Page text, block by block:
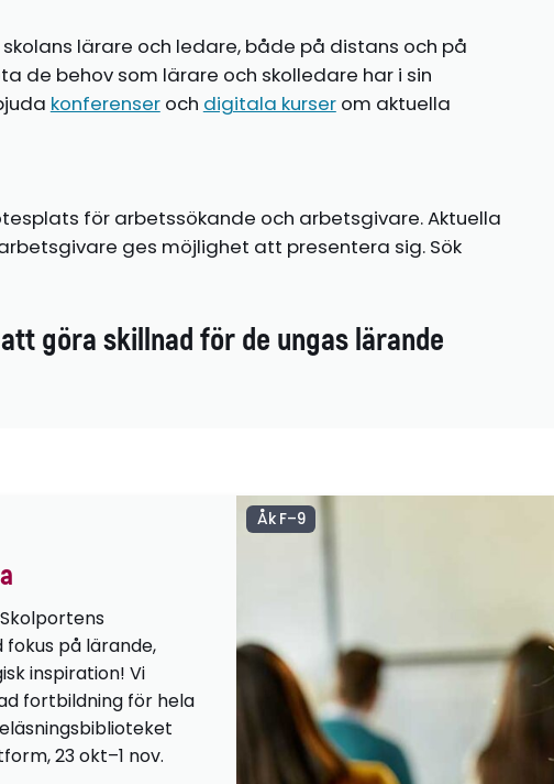
lärare och ledare, både på distans och på
de behov som lärare och skolledare har i sin
konferenseroch digitala kurserom aktuella
för arbetssökande och arbetsgivare. Aktuella
ges möjlighet att presentera sig. Sök
göra skillnad för de ungas lärande
på lärande,
inspiration! Vi
fortbildning för hela
23 okt–1 nov.
Åk F–9